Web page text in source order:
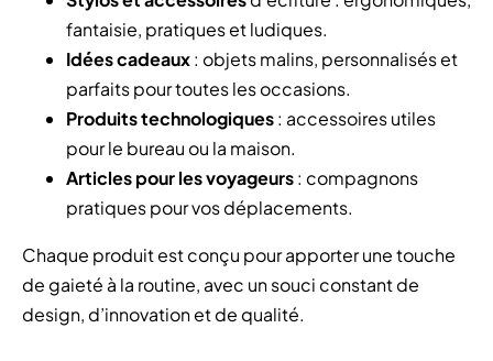
fantaisie, pratiques et ludiques.
Idées cadeaux: objets malins, personnalisés et
parfaits pour toutes les occasions.
Produits technologiques: accessoires utiles
pour le bureau ou la maison.
Articles pour les voyageurs: compagnons
pratiques pour vos déplacements.
Chaque produit est conçu pour apporter une touche
de gaieté à la routine, avec un souci constant de
design, d’innovation et de qualité.